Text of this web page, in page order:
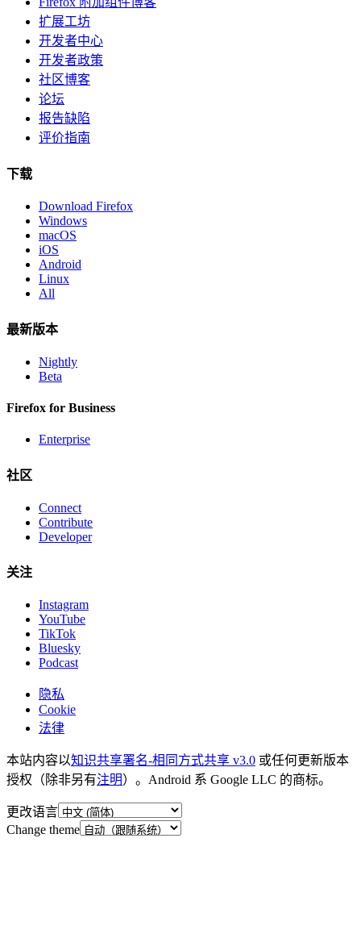
扩展工坊
开发者中心
开发者政策
社区博客
论坛
报告缺陷
评价指南
下载
Download Firefox
Windows
macOS
iOS
Android
Linux
All
最新版本
Nightly
Beta
Firefox for Business
Enterprise
社区
Connect
Contribute
Developer
关注
Instagram
YouTube
TikTok
Bluesky
Podcast
隐私
Cookie
法律
本站内容以知识共享署名-相同方式共享 v3.0 或任何更新版本
授权（除非另有注明 ）。Android 系 Google LLC 的商标。
更改语言
Change theme